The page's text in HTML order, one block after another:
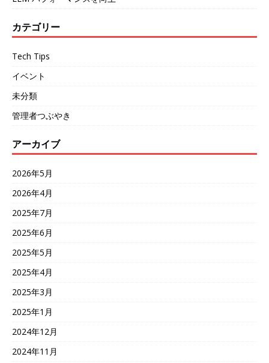
カテゴリー
Tech Tips
イベント
未分類
管理者つぶやき
アーカイブ
2026年5月
2026年4月
2025年7月
2025年6月
2025年5月
2025年4月
2025年3月
2025年1月
2024年12月
2024年11月